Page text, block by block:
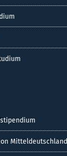
Mitteldeutschland